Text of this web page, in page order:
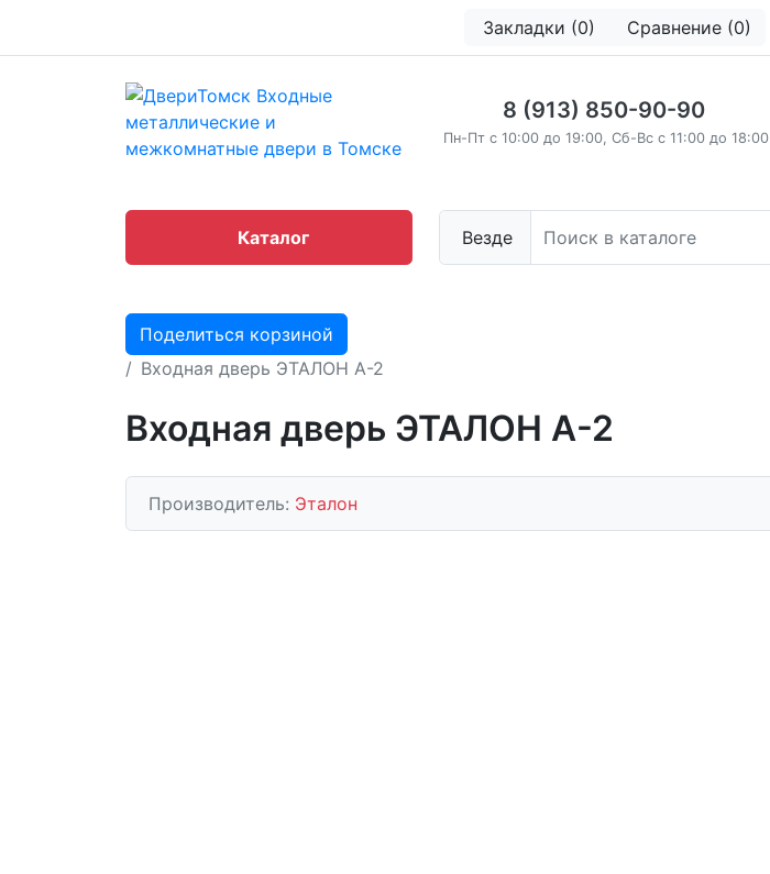
Закладки (0) Сравнение (0)
8 (913) 850-90-90
Пн-Пт с 10:00 до 19:00, Сб-Вс с 11:00 до 18:00
Везде
Каталог
Поделиться корзиной
Входная дверь ЭТАЛОН А-2
Входная дверь ЭТАЛОН А-2
Производитель: Эталон